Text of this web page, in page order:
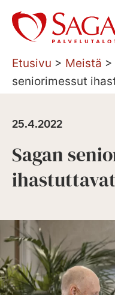
Siirry
sisältöön
Etusivu > Meistä >
seniorimessut
25.4.2022
Sagan
ihastuttavat